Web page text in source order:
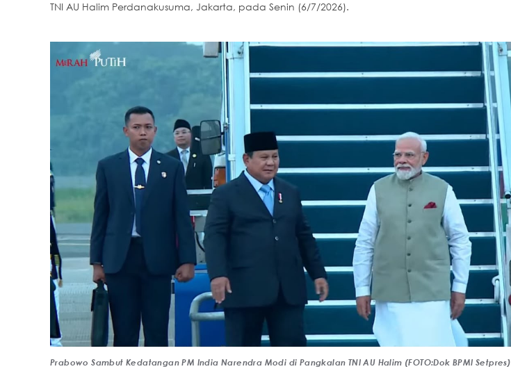
TNI AU Halim Perdanakusuma, Jakarta, pada Senin (6/7/2026).
Prabowo Sambut Kedatangan PM India Narendra Modi di Pangkalan TNI AU Halim (FOTO:Dok BPMI Setpres)